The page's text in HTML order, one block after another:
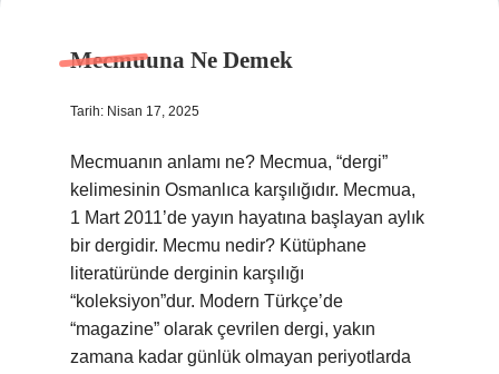
Mecmuuna Ne Demek
Tarih: Nisan 17, 2025
Mecmuanın anlamı ne? Mecmua, “dergi”
kelimesinin Osmanlıca karşılığıdır. Mecmua,
1 Mart 2011’de yayın hayatına başlayan aylık
bir dergidir. Mecmu nedir? Kütüphane
literatüründe derginin karşılığı
“koleksiyon”dur. Modern Türkçe’de
“magazine” olarak çevrilen dergi, yakın
zamana kadar günlük olmayan periyotlarda